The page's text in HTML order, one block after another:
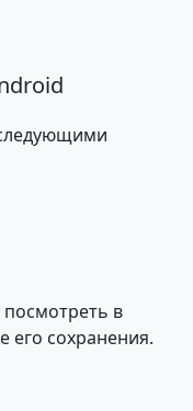
посмотреть в
его сохранения.